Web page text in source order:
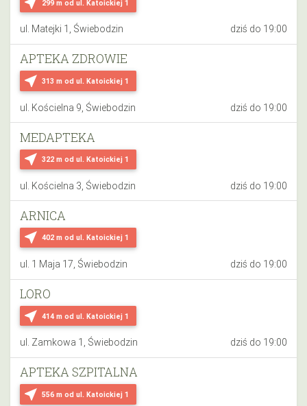
299 m od ul. Katoickiej 1
ul. Matejki 1, Świebodzin dziś do 19:00
near_me 313 m od ul. Katoickiej 1
APTEKA ZDROWIE
ul. Kościelna 9, Świebodzin dziś do 19:00
near_me 322 m od ul. Katoickiej 1
MEDAPTEKA
ul. Kościelna 3, Świebodzin dziś do 19:00
near_me 402 m od ul. Katoickiej 1
ARNICA
ul. 1 Maja 17, Świebodzin dziś do 19:00
near_me 414 m od ul. Katoickiej 1
LORO
ul. Zamkowa 1, Świebodzin dziś do 19:00
near_me 556 m od ul. Katoickiej 1
APTEKA SZPITALNA